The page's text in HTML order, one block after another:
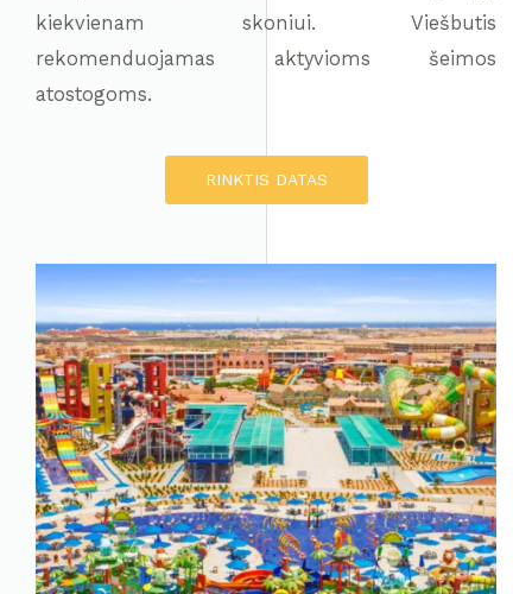
kiekvienam skoniui. Viešbutis
rekomenduojamas aktyvioms šeimos
atostogoms.
RINKTIS DATAS